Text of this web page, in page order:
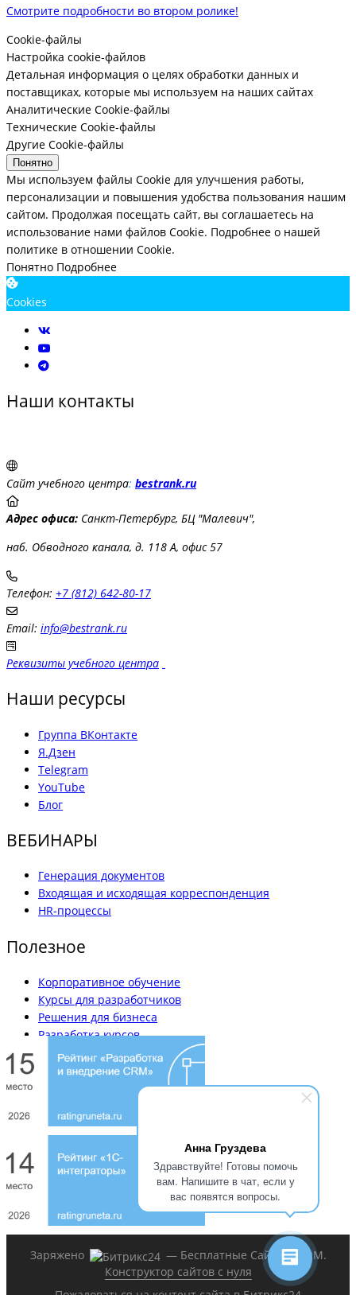
Анна Груздева
Здравствуйте! Готовы помочь
вам. Напишите в чат, если у
вас появятся вопросы.
Смотрите подробности во втором ролике!
Cookie-файлы
Настройка cookie-файлов
Детальная информация о целях обработки данных и
поставщиках, которые мы используем на наших сайтах
Аналитические Cookie-файлы
Технические Cookie-файлы
Другие Cookie-файлы
Понятно
Мы используем файлы Cookie для улучшения работы,
персонализации и повышения удобства пользования нашим
сайтом. Продолжая посещать сайт, вы соглашаетесь на
использование нами файлов Cookie. Подробнее о нашей
политике в отношении Cookie.
Понятно Подробнее
Cookies
Наши контакты
Сайт учебного центра: bestrank.ru
Адрес офиса: Санкт-Петербург, БЦ "Малевич",
наб. Обводного канала, д. 118 А, офис 57
Телефон: +7 (812) 642-80-17
Email: info@bestrank.ru
Реквизиты учебного центра
Наши ресурсы
Группа ВКонтакте
Я.Дзен
Telegram
YouTube
Блог
ВЕБИНАРЫ
Генерация документов
Входящая и исходящая корреспонденция
HR-процессы
Полезное
Корпоративное обучение
Курсы для разработчиков
Решения для бизнеса
Разработка курсов
Вакансии
Наши кейсы
Заряжено
— Бесплатные Сайты и CRM.
Конструктор сайтов с нуля